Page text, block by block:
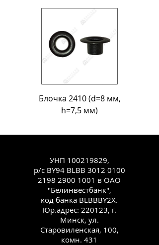
Блочка 2410 (d=8 мм,
h=7,5 мм)
УНП 100219829,
р/с BY94 BLBB 3012 0100
2198 2900 1001 в ОАО
"Белинвестбанк",
код банка BLBBBY2X.
Юр.адрес: 220123, г.
Минск, ул.
Старовиленская, 100,
комн. 431